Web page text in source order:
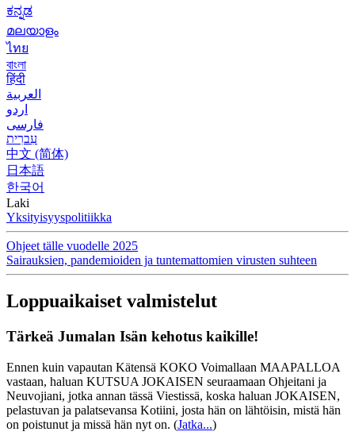
ಕನ್ನಡ
മലയാളം
ไทย
বাংলা
हिंदी
العربية
اردو
فارسی
עִברִית
中文 (简体)
日本語
한국어
Laki
Yksityisyyspolitiikka
Ohjeet tälle vuodelle 2025
Sairauksien, pandemioiden ja tuntemattomien virusten suhteen
Loppuaikaiset valmistelut
Tärkeä Jumalan Isän kehotus kaikille!
Ennen kuin vapautan Kätensä KOKO Voimallaan MAAPALLOA
vastaan, haluan KUTSUA JOKAISEN seuraamaan Ohjeitani ja
Neuvojiani, jotka annan tässä Viestissä, koska haluan JOKAISEN,
pelastuvan ja palatsevansa Kotiini, josta hän on lähtöisin, mistä hän
on poistunut ja missä hän nyt on. (Jatka...)